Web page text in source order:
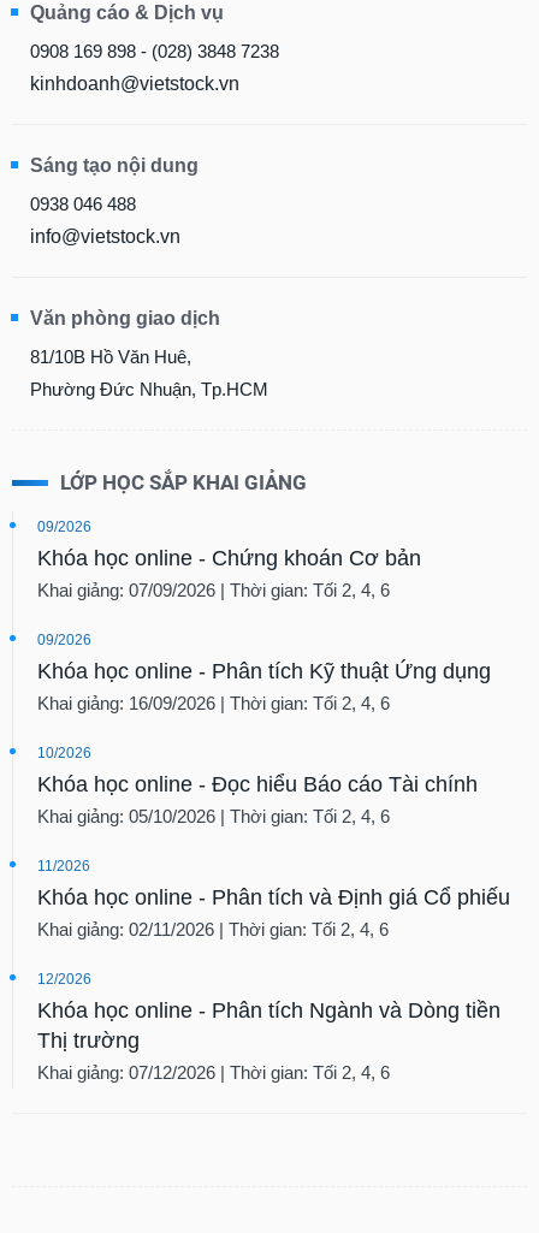
Quảng cáo & Dịch vụ
0908 169 898 - (028) 3848 7238
kinhdoanh@vietstock.vn
Sáng tạo nội dung
0938 046 488
info@vietstock.vn
Văn phòng giao dịch
81/10B Hồ Văn Huê,
Phường Đức Nhuận, Tp.HCM
LỚP HỌC SẮP KHAI GIẢNG
09/2026
Khóa học online - Chứng khoán Cơ bản
Khai giảng: 07/09/2026 | Thời gian: Tối 2, 4, 6
09/2026
Khóa học online - Phân tích Kỹ thuật Ứng dụng
Khai giảng: 16/09/2026 | Thời gian: Tối 2, 4, 6
10/2026
Khóa học online - Đọc hiểu Báo cáo Tài chính
Khai giảng: 05/10/2026 | Thời gian: Tối 2, 4, 6
11/2026
Khóa học online - Phân tích và Định giá Cổ phiếu
Khai giảng: 02/11/2026 | Thời gian: Tối 2, 4, 6
12/2026
Khóa học online - Phân tích Ngành và Dòng tiền
Thị trường
Khai giảng: 07/12/2026 | Thời gian: Tối 2, 4, 6